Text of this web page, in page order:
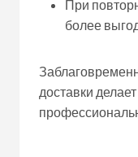
При
более
доставки